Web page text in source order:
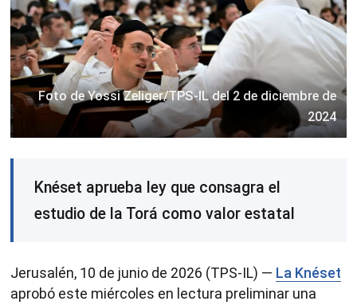
Foto de Yossi Zeliger/TPS-IL del 2 de diciembre de
2024
Knéset aprueba ley que consagra el
estudio de la Torá como valor estatal
Jerusalén, 10 de junio de 2026 (TPS-IL) — La Knéset
aprobó este miércoles en lectura preliminar una